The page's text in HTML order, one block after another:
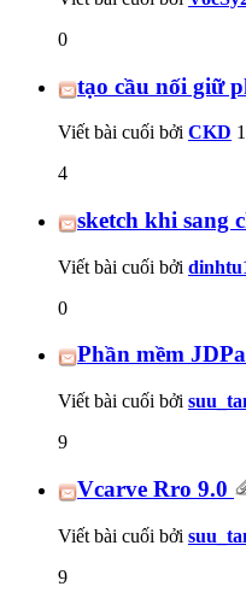
0
tạo cầu nối giữ
Viết bài cuối bởi CKD
4
sketch khi sang
Viết bài cuối bởi
0
Phần mềm
Viết bài cuối bởi
9
Vcarve Rro 9.0
Viết bài cuối bởi
9